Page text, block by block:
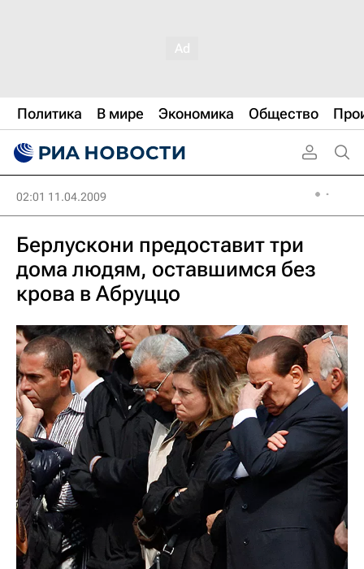
Политика В мире Экономика Общество
02:01 11.04.2009
Берлускони предоставит три
дома людям, оставшимся без
крова в Абруццо